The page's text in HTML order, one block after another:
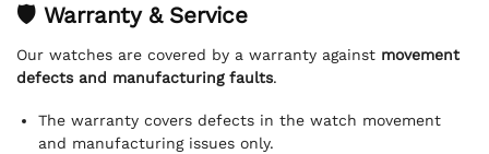
🛡 Warranty & Service
Our watches are covered by a warranty against movement
defects and manufacturing faults.
The warranty covers defects in the watch movement
and manufacturing issues only.